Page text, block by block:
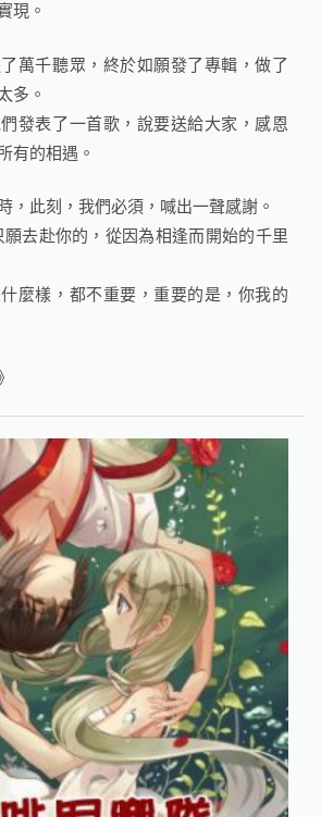
現。
萬千聽眾，終於如願發了專輯，做了
多。
發表了一首歌，說要送給大家，感恩
有的相遇。
，此刻，我們必須，喊出一聲感謝。
願去赴你的，從因為相逢而開始的千里
麼樣，都不重要，重要的是，你我的